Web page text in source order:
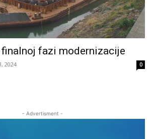
finalnoj fazi modernizacije
2024 0
- Advertisment -